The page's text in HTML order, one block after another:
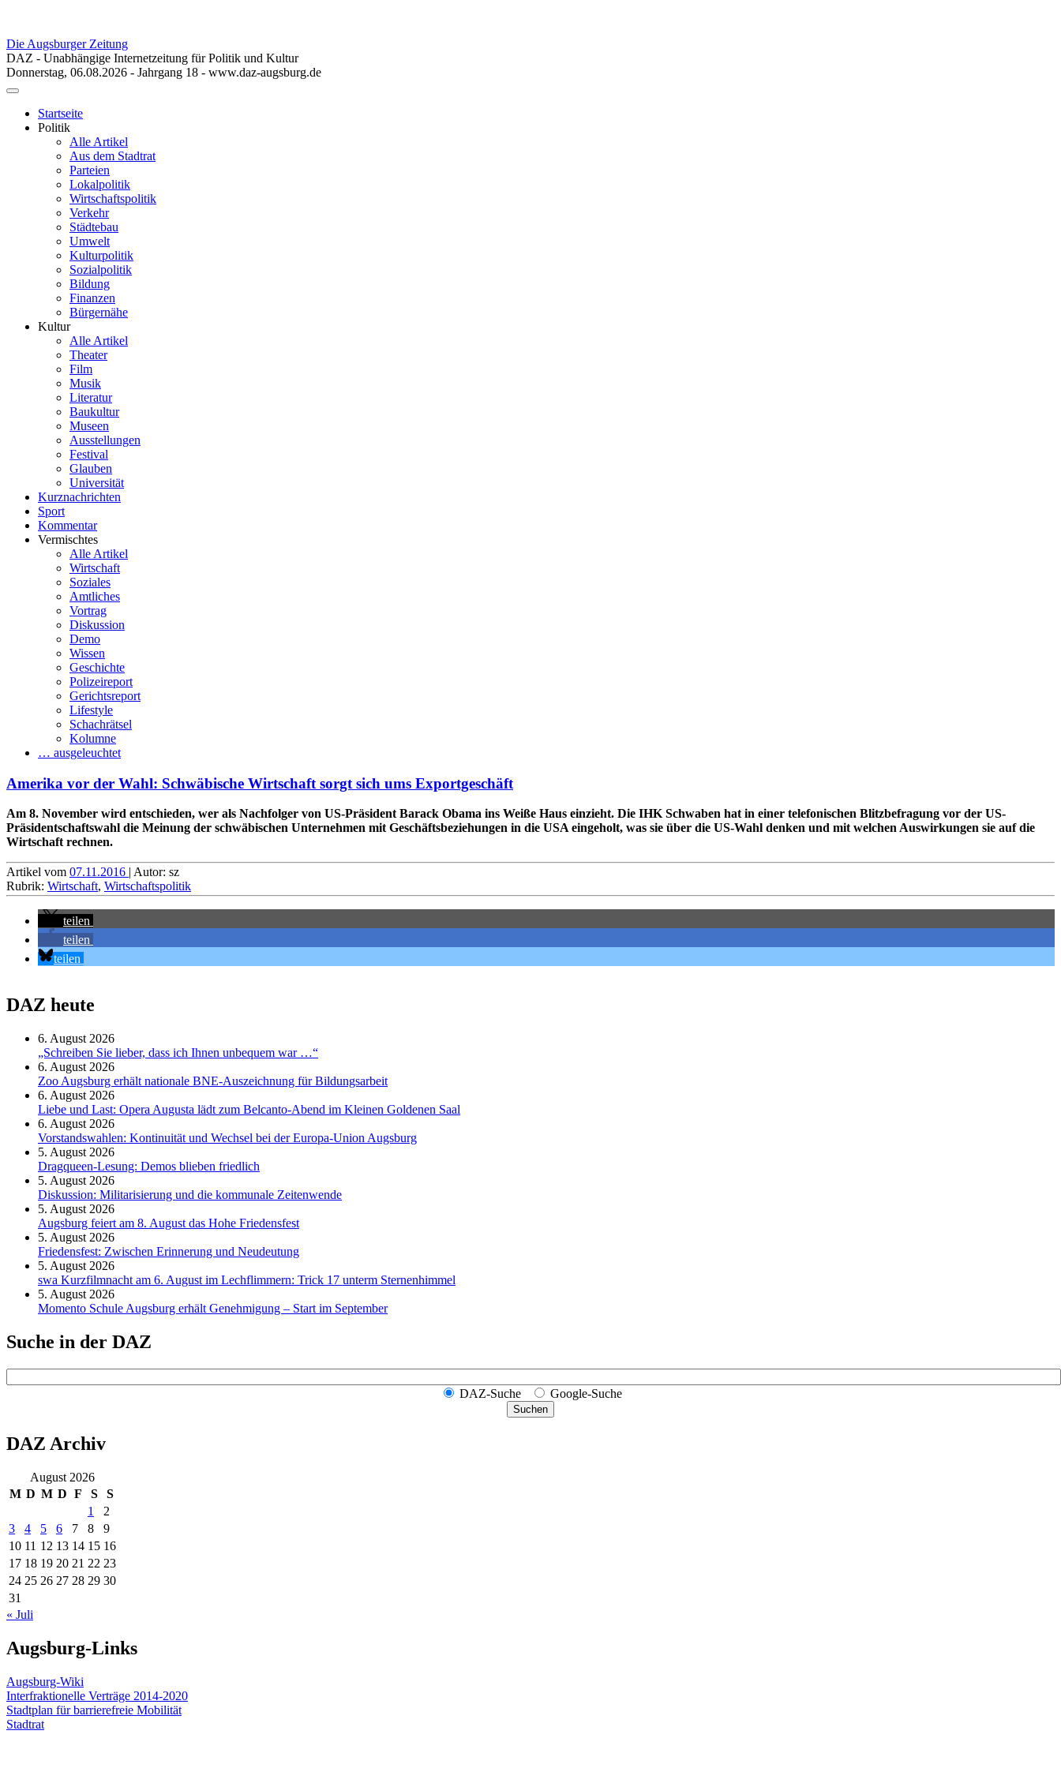
Die Augsburger Zeitung
DAZ - Unabhängige Internetzeitung für Politik und Kultur
Donnerstag, 06.08.2026 - Jahrgang 18 - www.daz-augsburg.de
Toggle
navigationStartseite
Politik
Alle Artikel
Aus dem Stadtrat
Parteien
Lokalpolitik
Wirtschaftspolitik
Verkehr
Städtebau
Umwelt
Kulturpolitik
Sozialpolitik
Bildung
Finanzen
Bürgernähe
Kultur
Alle Artikel
Theater
Film
Musik
Literatur
Baukultur
Museen
Ausstellungen
Festival
Glauben
Universität
Kurznachrichten
Sport
Kommentar
Vermischtes
Alle Artikel
Wirtschaft
Soziales
Amtliches
Vortrag
Diskussion
Demo
Wissen
Geschichte
Polizeireport
Gerichtsreport
Lifestyle
Schachrätsel
Kolumne
… ausgeleuchtet
Amerika vor der Wahl: Schwäbische Wirtschaft sorgt sich ums Exportgeschäft
Am 8. November wird entschieden, wer als Nachfolger von US-Präsident Barack Obama ins Weiße Haus einzieht. Die IHK Schwaben hat in einer telefonischen Blitzbefragung vor der US-
Präsidentschaftswahl die Meinung der schwäbischen Unternehmen mit Geschäftsbeziehungen in die USA eingeholt, was sie über die US-Wahl denken und mit welchen Auswirkungen sie auf die
Wirtschaft rechnen.
Artikel vom 07.11.2016 | Autor: sz
Rubrik: Wirtschaft, Wirtschaftspolitik
teilen
teilen
teilen
DAZ heute
6. August 2026
„Schreiben Sie lieber, dass ich Ihnen unbequem war …“
6. August 2026
Zoo Augsburg erhält nationale BNE-Auszeichnung für Bildungsarbeit
6. August 2026
Liebe und Last: Opera Augusta lädt zum Belcanto-Abend im Kleinen Goldenen Saal
6. August 2026
Vorstandswahlen: Kontinuität und Wechsel bei der Europa-Union Augsburg
5. August 2026
Dragqueen-Lesung: Demos blieben friedlich
5. August 2026
Diskussion: Mi­li­ta­ri­sie­rung und die kommunale Zeitenwende
5. August 2026
Augsburg feiert am 8. August das Hohe Friedensfest
5. August 2026
Friedensfest: Zwischen Erinnerung und Neudeutung
5. August 2026
swa Kurz­film­nacht am 6. August im Lech­flim­mern: Trick 17 unterm Sternen­himmel
5. August 2026
Momento Schule Augsburg erhält Genehmigung – Start im September
Suche in der DAZ
DAZ-Suche Google-Suche
Suchen
DAZ Archiv
August 2026
M D M D F S
S
1
2
3
4 5 6 7 8
9
10 11 12 13 14 15 16
17 18 19 20 21 22 23
24 25 26 27 28 29 30
31
« Juli
Augsburg-Links
Augsburg-Wiki
Interfraktionelle Verträge 2014-2020
Stadtplan für barrierefreie Mobilität
Stadtrat